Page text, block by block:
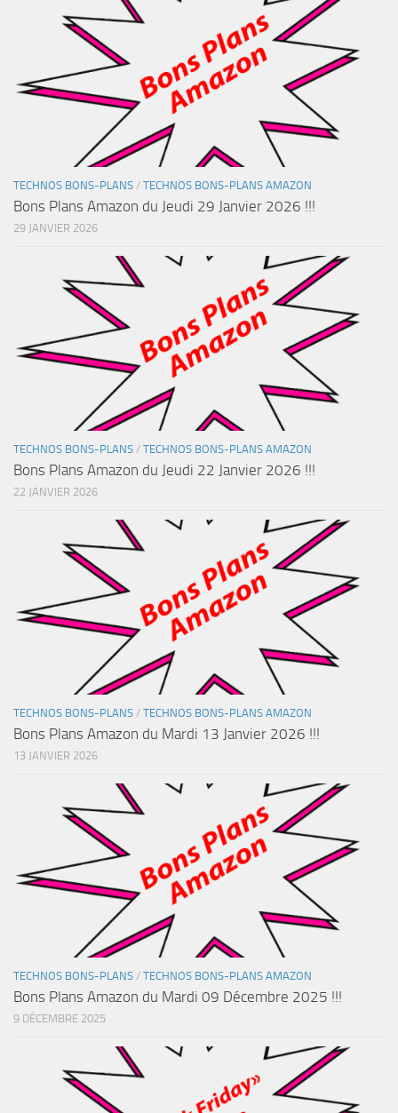
TECHNOS BONS-PLANS / TECHNOS BONS-PLANS AMAZON
Bons Plans Amazon du Jeudi 29 Janvier 2026 !!!
29 JANVIER 2026
TECHNOS BONS-PLANS / TECHNOS BONS-PLANS AMAZON
Bons Plans Amazon du Jeudi 22 Janvier 2026 !!!
22 JANVIER 2026
TECHNOS BONS-PLANS / TECHNOS BONS-PLANS AMAZON
Bons Plans Amazon du Mardi 13 Janvier 2026 !!!
13 JANVIER 2026
TECHNOS BONS-PLANS / TECHNOS BONS-PLANS AMAZON
Bons Plans Amazon du Mardi 09 Décembre 2025 !!!
9 DÉCEMBRE 2025